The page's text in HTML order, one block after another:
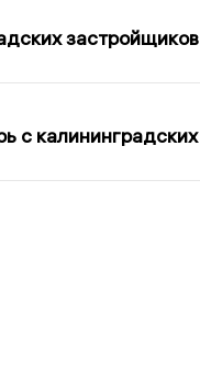
застройщиков
с калининградских